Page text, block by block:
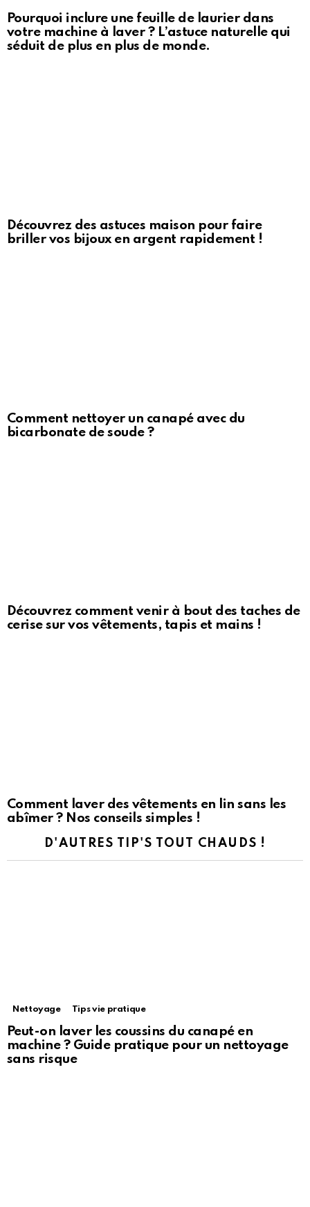
Pourquoi inclure une feuille de laurier dans
votre machine à laver ? L’astuce naturelle qui
séduit de plus en plus de monde.
Découvrez des astuces maison pour faire
briller vos bijoux en argent rapidement !
Comment nettoyer un canapé avec du
bicarbonate de soude ?
Découvrez comment venir à bout des taches de
cerise sur vos vêtements, tapis et mains !
Comment laver des vêtements en lin sans les
abîmer ? Nos conseils simples !
D'AUTRES TIP'S TOUT CHAUDS !
Nettoyage Tips vie pratique
Peut-on laver les coussins du canapé en
machine ? Guide pratique pour un nettoyage
sans risque